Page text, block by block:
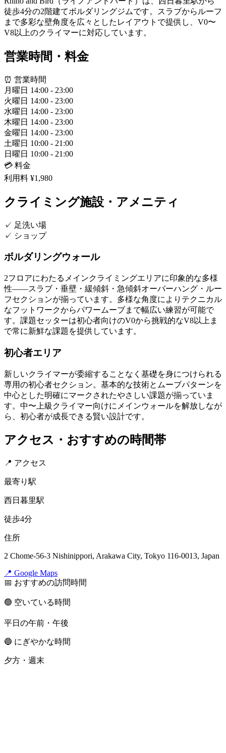
徒歩4分の2階建てボルダリングジムです。スラブからルーフ
まで多彩な壁角度を広々としたレイアウトで提供し、V0〜
V8以上のクライマーに対応しています。
営業時間・料金
⏰ 営業時間
月曜日 14:00 - 23:00
火曜日 14:00 - 23:00
水曜日 14:00 - 23:00
木曜日 14:00 - 23:00
金曜日 14:00 - 23:00
土曜日 10:00 - 21:00
日曜日 10:00 - 21:00
💳 料金
利用料 ¥1,980
クライミング施設・アメニティ
✓ 足洗い場
✓ ショップ
ボルダリングウォール
2フロアにわたるメインクライミングエリアに印象的な多様
性——スラブ・垂壁・緩傾斜・急傾斜オーバーハング・ルー
フセクションが揃っています。多様な角度によりテクニカル
なフットワークからパワームーブまで幅広い練習が可能で
す。課題セッターは初心者向けのV0から挑戦的なV8以上ま
で常に新鮮な課題を提供しています。
初心者エリア
新しいクライマーが委縮することなく基礎を身につけられる
専用の初心者セクション。基本的な技術とムーブパターンを
中心とした明確にマークされたやさしい課題が揃っていま
す。中〜上級クライマー向けにメインウォールを解放しなが
ら、初心者が成長できる賢い設計です。
アクセス・おすすめの時間帯
📍 アクセス
最寄り駅
西日暮里駅
徒歩4分
住所
2 Chome-56-3 Nishinippori, Arakawa City, Tokyo 116-0013, Japan
📍 Google Maps
📅 おすすめの訪問時間
🟢 空いている時間
平日の午前・午後
🔵 にぎやかな時間
夕方・週末